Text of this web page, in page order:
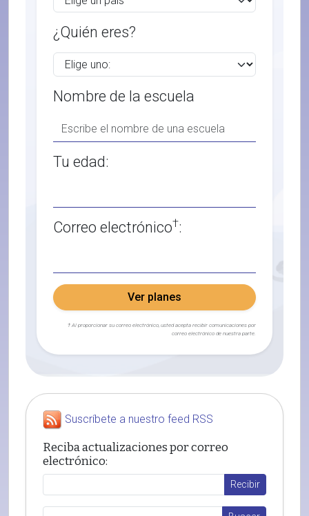
¿Quién eres?
Nombre de la escuela
Tu edad:
Correo electrónico†:
Ver planes
† Al proporcionar su correo electrónico, usted acepta recibir comunicaciones por
correo electrónico de nuestra parte.
Suscríbete a nuestro feed RSS
Reciba actualizaciones por correo
electrónico: